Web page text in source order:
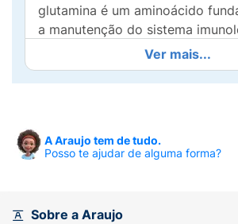
glutamina é um aminoácido
a manutenção do sistema
integridade da barreira intestinal e
recuperação muscular pós-
em água, sucos, shakes ou até
café, sem alterar o gosto da sua
Destaques do Produto:
Ver mais...
A Araujo tem de tudo.
Posso te ajudar de alguma forma?
Sobre a Araujo